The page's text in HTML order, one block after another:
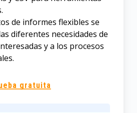
de informes flexibles se
diferentes necesidades de
y a los procesos
gratuita